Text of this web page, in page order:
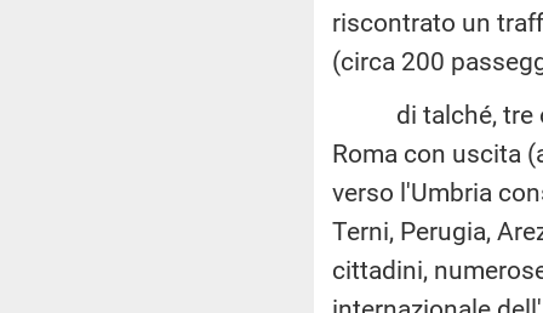
riscontrato un
(circa 200
di talché, tre o
Roma con uscita
verso l'Umbria
Terni, Perugia,
cittadini,